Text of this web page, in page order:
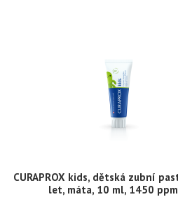
CURAPROX kids, dětská zubní
let, máta, 10 ml, 1450